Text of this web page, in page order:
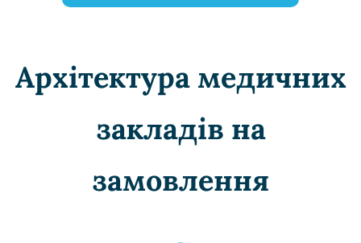
Архітектура медичних
закладів на
замовлення